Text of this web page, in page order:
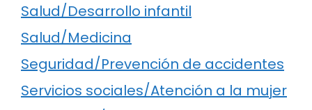
Salud/Desarrollo infantil
Salud/Medicina
Seguridad/Prevención de accidentes
Servicios sociales/Atención a la mujer